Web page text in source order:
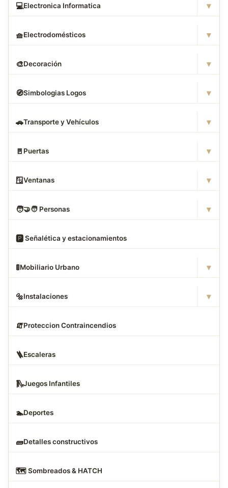
💻Electronica Informatica ▾
🧺Electrodomésticos ▾
🎨Decoración ▾
🧭Simbologias Logos ▾
🚗Transporte y Vehículos ▾
🚪 Puertas ▾
🪟Ventanas ▾
🧑‍🤝‍🧑 Personas ▾
🅿️ Señalética y estacionamientos
🚦Mobiliario Urbano ▾
🔩Instalaciones ▾
🧯Proteccion Contraincendios
🪜Escaleras
🛝Juegos Infantiles
🏊Deportes
🧱Detalles constructivos
🗺️ Sombreados & HATCH